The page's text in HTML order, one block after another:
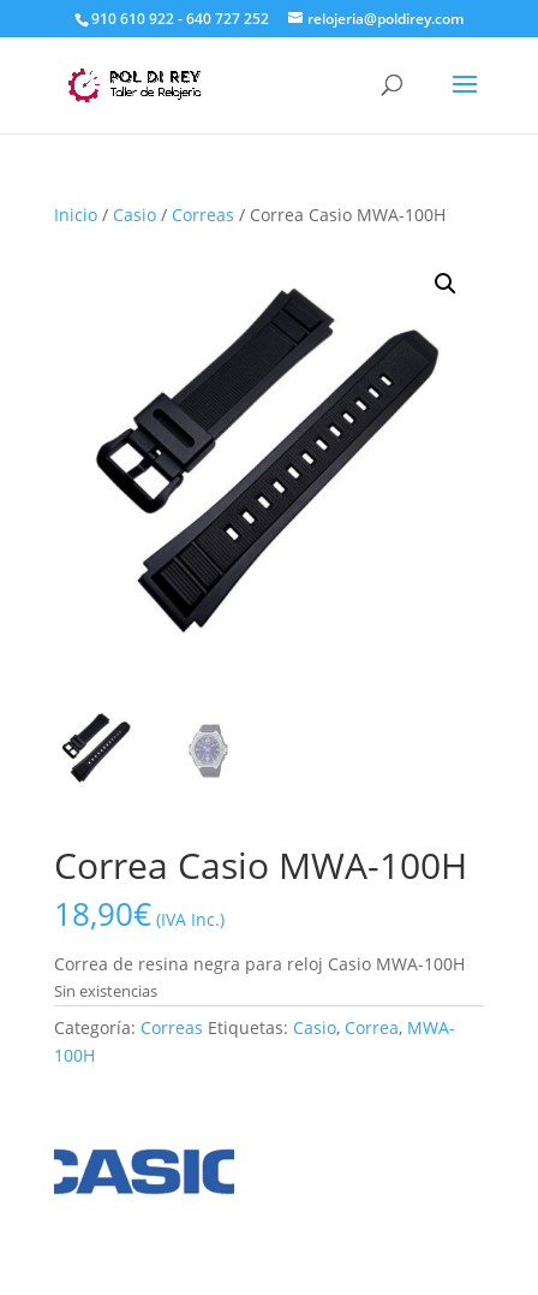
910 610 922 - 640 727 252 relojeria@poldirey.com
Inicio/ Casio/ Correas / Correa Casio MWA-100H
Correa Casio MWA-100H
18,90€ (IVA Inc.)
Correa de resina negra para reloj Casio MWA-100H
Sin existencias
Categoría: Correas Etiquetas: Casio, Correa, MWA-
100H